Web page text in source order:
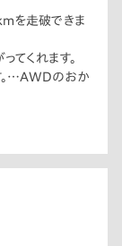
を走破できま
てくれます。
。…AWDのおか